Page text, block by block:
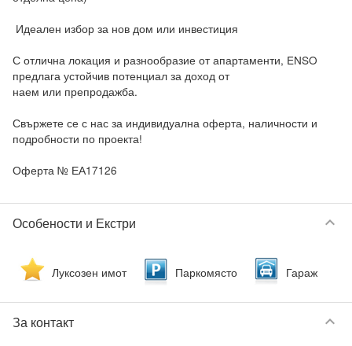
Идеален избор за нов дом или инвестиция
С отлична локация и разнообразие от апартаменти, ENSO
предлага устойчив потенциал за доход от
наем или препродажба.
Свържете се с нас за индивидуална оферта, наличности и
подробности по проекта!
Оферта № ЕА17126
Особености и Екстри keyboard_arrow_down
Луксозен имот Паркомясто Гараж
За контакт keyboard_arrow_down